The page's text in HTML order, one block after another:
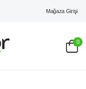
Mağaza Girişi
0